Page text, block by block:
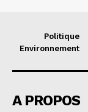
Politique
Environnement
A PROPOS